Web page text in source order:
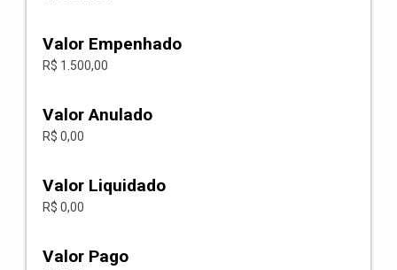
Valor Empenhado
R$ 1.500,00
Valor Anulado
R$ 0,00
Valor Liquidado
R$ 0,00
Valor Pago